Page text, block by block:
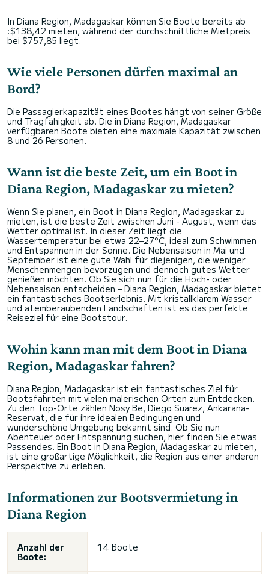
In Diana Region, Madagaskar können Sie Boote bereits ab
:$138,42 mieten, während der durchschnittliche Mietpreis
bei $757,85 liegt.
Wie viele Personen dürfen maximal an
Bord?
Die Passagierkapazität eines Bootes hängt von seiner Größe
und Tragfähigkeit ab. Die in Diana Region, Madagaskar
verfügbaren Boote bieten eine maximale Kapazität zwischen
8 und 26 Personen.
Wann ist die beste Zeit, um ein Boot in
Diana Region, Madagaskar zu mieten?
Wenn Sie planen, ein Boot in Diana Region, Madagaskar zu
mieten, ist die beste Zeit zwischen Juni - August, wenn das
Wetter optimal ist. In dieser Zeit liegt die
Wassertemperatur bei etwa 22–27°C, ideal zum Schwimmen
und Entspannen in der Sonne. Die Nebensaison in Mai und
September ist eine gute Wahl für diejenigen, die weniger
Menschenmengen bevorzugen und dennoch gutes Wetter
genießen möchten. Ob Sie sich nun für die Hoch- oder
Nebensaison entscheiden – Diana Region, Madagaskar bietet
ein fantastisches Bootserlebnis. Mit kristallklarem Wasser
und atemberaubenden Landschaften ist es das perfekte
Reiseziel für eine Bootstour.
Wohin kann man mit dem Boot in Diana
Region, Madagaskar fahren?
Diana Region, Madagaskar ist ein fantastisches Ziel für
Bootsfahrten mit vielen malerischen Orten zum Entdecken.
Zu den Top-Orte zählen Nosy Be, Diego Suarez, Ankarana-
Reservat, die für ihre idealen Bedingungen und
wunderschöne Umgebung bekannt sind. Ob Sie nun
Abenteuer oder Entspannung suchen, hier finden Sie etwas
Passendes. Ein Boot in Diana Region, Madagaskar zu mieten,
ist eine großartige Möglichkeit, die Region aus einer anderen
Perspektive zu erleben.
Informationen zur Bootsvermietung in
Diana Region
Anzahl der
Boote:
14 Boote